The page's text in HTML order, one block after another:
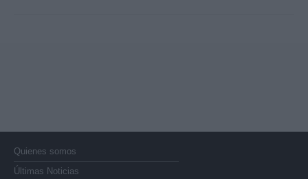
Quienes somos
Últimas Noticias